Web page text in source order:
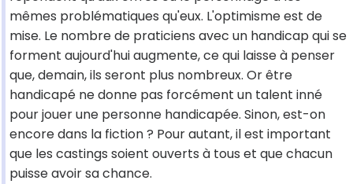
mêmes problématiques qu'eux. L'optimisme est de
mise. Le nombre de praticiens avec un handicap qui se
forment aujourd'hui augmente, ce qui laisse à penser
que, demain, ils seront plus nombreux. Or être
handicapé ne donne pas forcément un talent inné
pour jouer une personne handicapée. Sinon, est-on
encore dans la fiction ? Pour autant, il est important
que les castings soient ouverts à tous et que chacun
puisse avoir sa chance.